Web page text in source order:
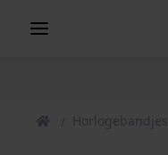
Horlogebandjes